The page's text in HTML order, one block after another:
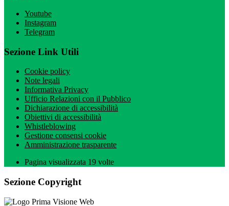
Youtube
Instagram
Telegram
Sezione Link Utili
Cookie policy
Note legali
Informativa Privacy
Ufficio Relazioni con il Pubblico
Dichiarazione di accessibilità
Obiettivi di accessibilità
Whistleblowing
Gestione consensi cookie
Amministrazione trasparente
Pagina visualizzata 19 volte
Sezione Copyright